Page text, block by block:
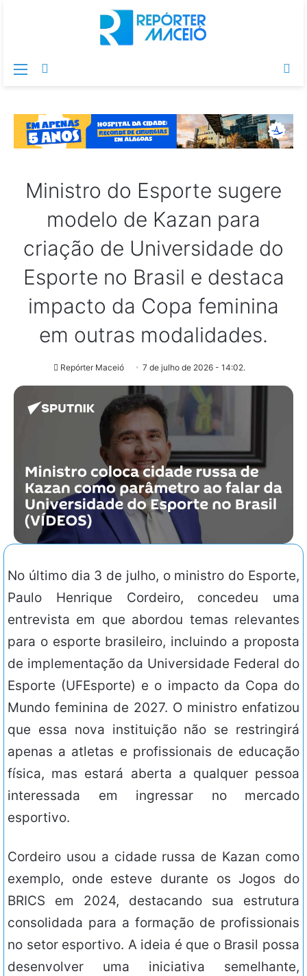
Menu
Ministro do Esporte sugere
modelo de Kazan para
criação de Universidade do
Esporte no Brasil e destaca
impacto da Copa feminina
em outras modalidades.
Repórter Maceió 7 de julho de 2026 - 14:02.
No último dia 3 de julho, o ministro do Esporte,
Paulo Henrique Cordeiro, concedeu uma
entrevista em que abordou temas relevantes
para o esporte brasileiro, incluindo a proposta
de implementação da Universidade Federal do
Esporte (UFEsporte) e o impacto da Copa do
Mundo feminina de 2027. O ministro enfatizou
que essa nova instituição não se restringirá
apenas a atletas e profissionais de educação
física, mas estará aberta a qualquer pessoa
interessada em ingressar no mercado
esportivo.
Cordeiro usou a cidade russa de Kazan como
exemplo, onde esteve durante os Jogos do
BRICS em 2024, destacando sua estrutura
consolidada para a formação de profissionais
no setor esportivo. A ideia é que o Brasil possa
desenvolver uma iniciativa semelhante,